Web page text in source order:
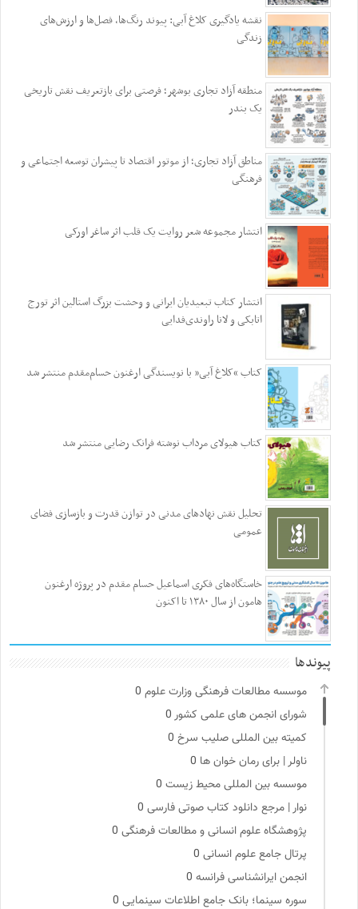
نقشه یادگیری کلاغ آبی: پیوند رنگ‌ها، فصل‌ها و ارزش‌های
زندگی
منطقه آزاد تجاری بوشهر؛ فرصتی برای بازتعریف نقش تاریخی
یک بندر
مناطق آزاد تجاری؛ از موتور اقتصاد تا پیشران توسعه اجتماعی و
فرهنگی
انتشار مجموعه شعر روایت یک قلب اثر ساغر اورکی
انتشار کتاب تبعیدیان ایرانی و وحشت بزرگ استالین اثر تورج
اتابکی و لانا راوندی‌فدایی
کتاب “کلاغ آبی” با نویسندگی ارغنون حسام‌مقدم منتشر شد
کتاب هیولای مرداب نوشته فرانک رضایی منتشر شد
تحلیل نقش نهادهای مدنی در توازن قدرت و بازسازی فضای
عمومی
خاستگاه‌های فکری اسماعیل حسام مقدم در پروژه ارغنون
هامون از سال ۱۳۸۰ تا اکنون
پیوندها
موسسه مطالعات فرهنگی وزارت علوم
شورای انجمن های علمی کشور
کمیته بین المللی صلیب سرخ
ناولر | برای رمان خوان ها
موسسه بین المللی محیط زیست
نوار | مرجع دانلود کتاب صوتی فارسی
پژوهشگاه علوم انسانی و مطالعات فرهنگی
پرتال جامع علوم انسانی
انجمن ایرانشناسی فرانسه
سوره سینما؛ بانک جامع اطلاعات سینمایی